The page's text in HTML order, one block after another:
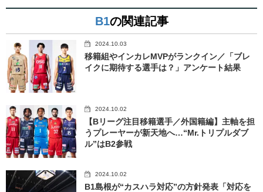
B1の関連記事
2024.10.03
移籍組やインカレMVPがランクイン／「ブレ
イクに期待する選手は？」アンケート結果
2024.10.02
【Bリーグ注目移籍選手／外国籍編】主軸を担
うプレーヤーが新天地へ…“Mr.トリプルダブ
ル”はB2参戦
2024.10.02
B1島根が“カスハラ対応”の方針発表「対応を